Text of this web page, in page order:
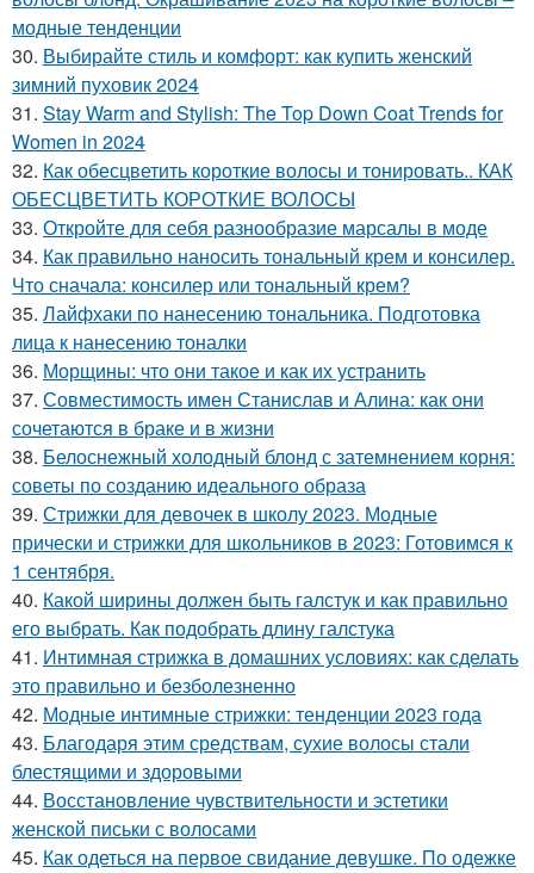
модные тенденции
30. Выбирайте стиль и комфорт: как купить женский
зимний пуховик 2024
31. Stay Warm and Stylish: The Top Down Coat Trends for
Women in 2024
32. Как обесцветить короткие волосы и тонировать.. КАК
ОБЕСЦВЕТИТЬ КОРОТКИЕ ВОЛОСЫ
33. Откройте для себя разнообразие марсалы в моде
34. Как правильно наносить тональный крем и консилер.
Что сначала: консилер или тональный крем?
35. Лайфхаки по нанесению тональника. Подготовка
лица к нанесению тоналки
36. Морщины: что они такое и как их устранить
37. Совместимость имен Станислав и Алина: как они
сочетаются в браке и в жизни
38. Белоснежный холодный блонд с затемнением корня:
советы по созданию идеального образа
39. Стрижки для девочек в школу 2023. Модные
прически и стрижки для школьников в 2023: Готовимся к
1 сентября.
40. Какой ширины должен быть галстук и как правильно
его выбрать. Как подобрать длину галстука
41. Интимная стрижка в домашних условиях: как сделать
это правильно и безболезненно
42. Модные интимные стрижки: тенденции 2023 года
43. Благодаря этим средствам, сухие волосы стали
блестящими и здоровыми
44. Восстановление чувствительности и эстетики
женской письки с волосами
45. Как одеться на первое свидание девушке. По одежке